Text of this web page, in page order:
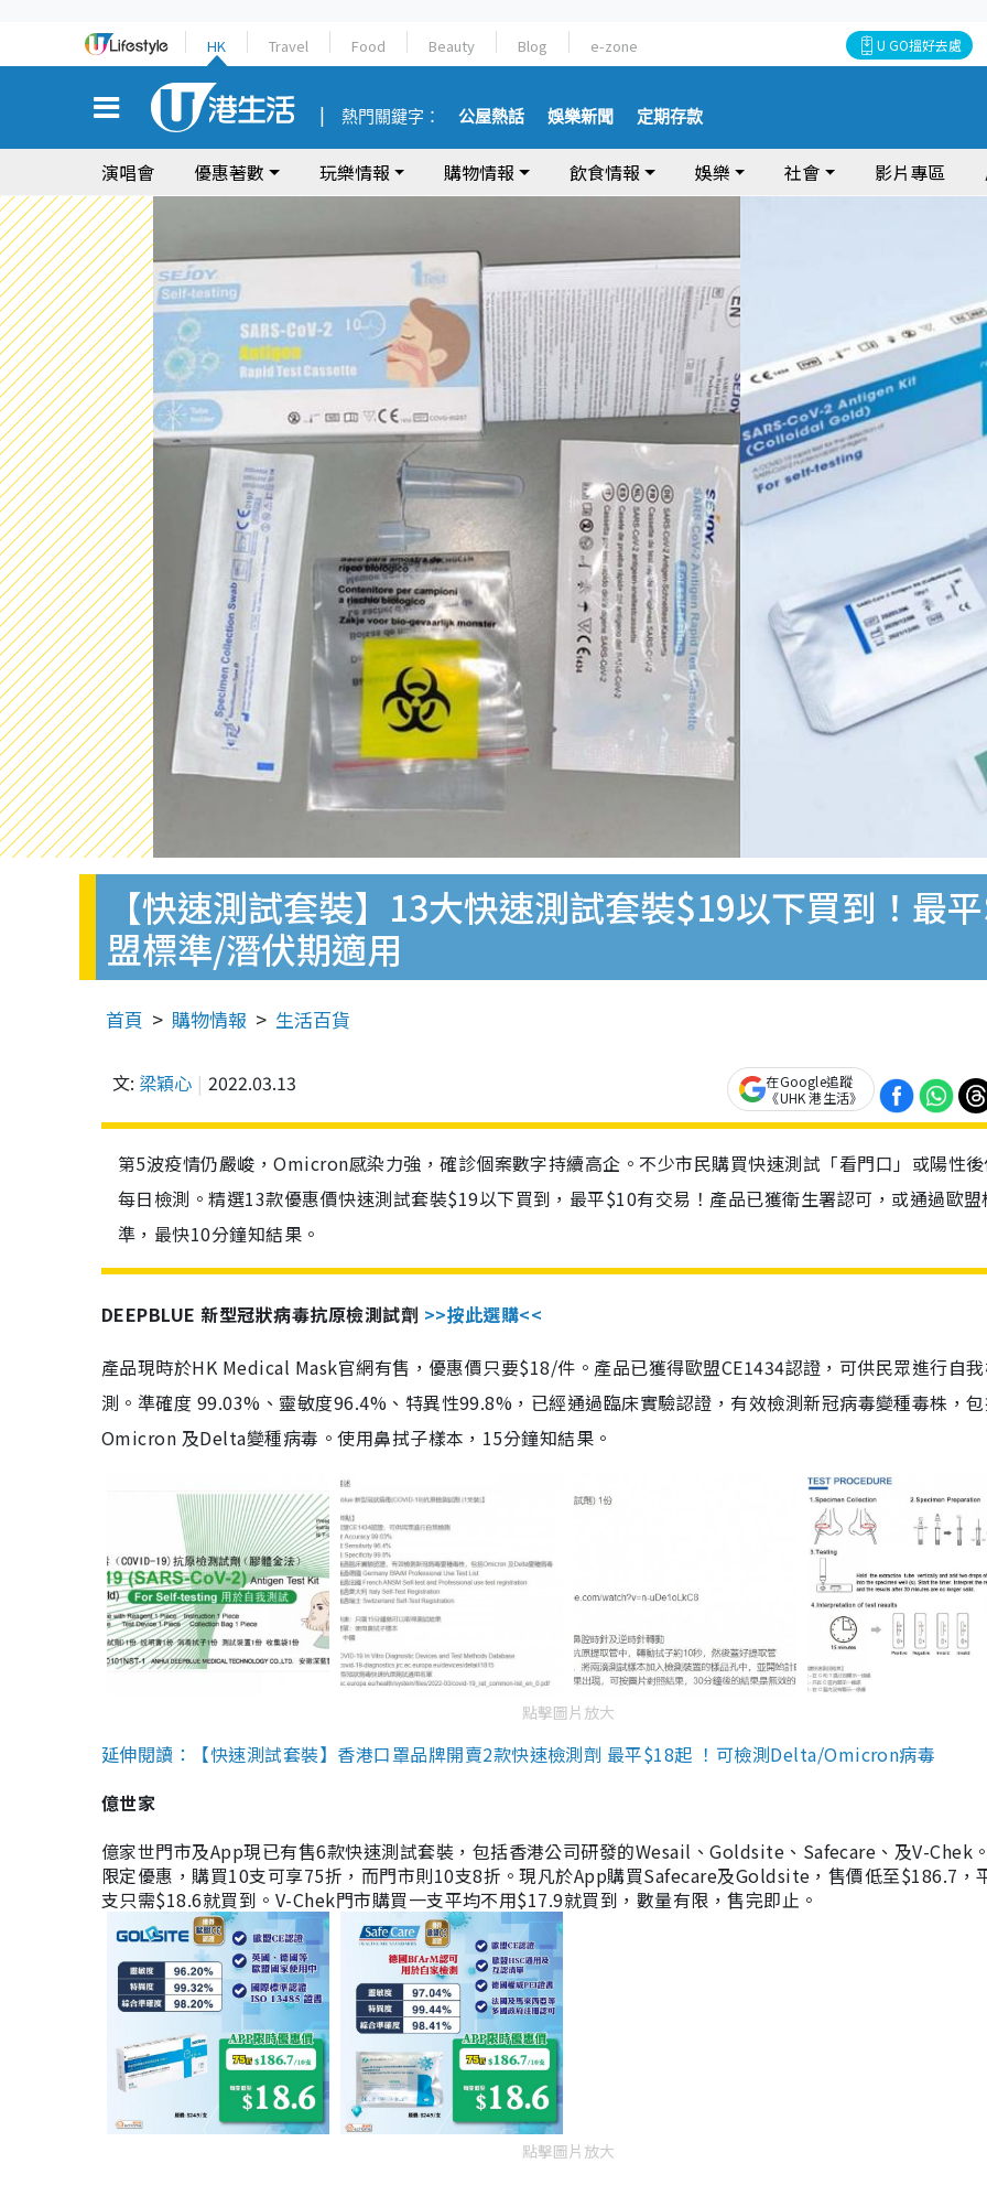
HK Travel Food Beauty Blog e-zone U GO搵好去處
熱門關鍵字： 公屋熱話 娛樂新聞 定期存款
演唱會 優惠著數 玩樂情報 購物情報 飲食情報 娛樂 社會 影片專區
【快速測試套裝】13大快速測試套裝$19以下買到！最
盟標準/潛伏期適用
首頁 購物情報 生活百貨
文: 梁穎心 2022.03.13
在Google追蹤
《UHK 港生活》
第5波疫情仍嚴峻，Omicron感染力強，確診個案數字持續高企。不少市民購買快速測試「看門口」或陽性
每日檢測。精選13款優惠價快速測試套裝$19以下買到，最平$10有交易！產品已獲衛生署認可，或通過歐盟
準，最快10分鐘知結果。
DEEPBLUE 新型冠狀病毒抗原檢測試劑 >>按此選購<<
產品現時於HK Medical Mask官網有售，優惠價只要$18/件。產品已獲得歐盟CE1434認證，可供民眾進行自
測。準確度 99.03%、靈敏度96.4%、特異性99.8%，已經通過臨床實驗認證，有效檢測新冠病毒變種毒株，
Omicron 及Delta變種病毒。使用鼻拭子樣本，15分鐘知結果。
點擊圖片放大
延伸閱讀：【快速測試套裝】香港口罩品牌開賣2款快速檢測劑 最平$18起 ！可檢測Delta/Omicron病毒
億世家
億家世門市及App現已有售6款快速測試套裝，包括香港公司研發的Wesail、Goldsite、Safecare、及V-Chek
限定優惠，購買10支可享75折，而門市則10支8折。現凡於App購買Safecare及Goldsite，售價低至$186.7，
支只需$18.6就買到。V-Chek門市購買一支平均不用$17.9就買到，數量有限，售完即止。
點擊圖片放大